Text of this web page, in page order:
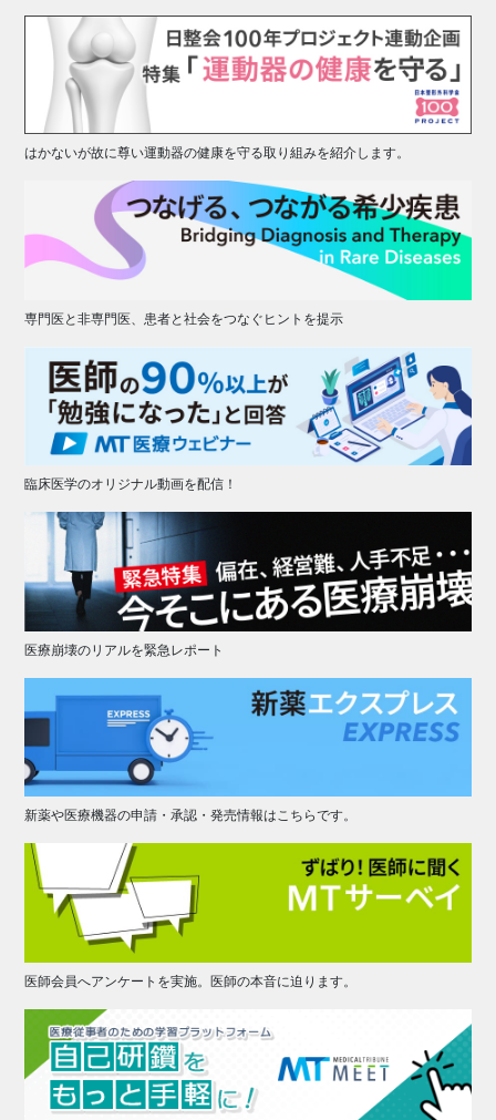
はかないが故に尊い運動器の健康を守る取り組みを紹介します。
専門医と非専門医、患者と社会をつなぐヒントを提示
臨床医学のオリジナル動画を配信！
医療崩壊のリアルを緊急レポート
新薬や医療機器の申請・承認・発売情報はこちらです。
医師会員へアンケートを実施。医師の本音に迫ります。